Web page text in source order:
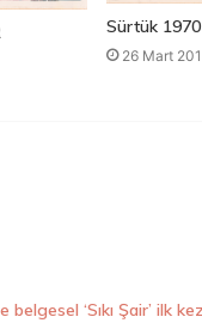
Sürtük 1970
26 Mart
‘Sıkı Şair’ ilk